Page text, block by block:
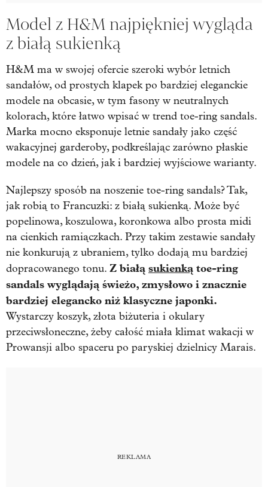
Model z H&M najpiękniej wygląda
z białą sukienką
H&M ma w swojej ofercie szeroki wybór letnich
sandałów, od prostych klapek po bardziej eleganckie
modele na obcasie, w tym fasony w neutralnych
kolorach, które łatwo wpisać w trend toe-ring sandals.
Marka mocno eksponuje letnie sandały jako część
wakacyjnej garderoby, podkreślając zarówno płaskie
modele na co dzień, jak i bardziej wyjściowe warianty.
Najlepszy sposób na noszenie toe-ring sandals? Tak,
jak robią to Francuzki: z białą sukienką. Może być
popelinowa, koszulowa, koronkowa albo prosta midi
na cienkich ramiączkach. Przy takim zestawie sandały
nie konkurują z ubraniem, tylko dodają mu bardziej
dopracowanego tonu. Z białą sukienką toe-ring
sandals wyglądają świeżo, zmysłowo i znacznie
bardziej elegancko niż klasyczne japonki.
Wystarczy koszyk, złota biżuteria i okulary
przeciwsłoneczne, żeby całość miała klimat wakacji w
Prowansji albo spaceru po paryskiej dzielnicy Marais.